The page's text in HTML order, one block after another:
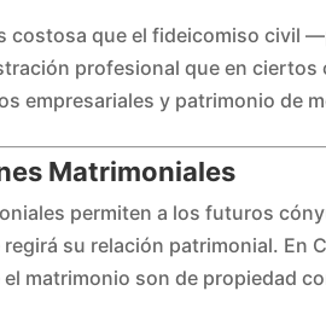
costosa que el fideicomiso civil
profesional que en
empresariales y patrimonio de
Matrimoniales
permiten a los futuros
su relación patrimonial. En
matrimonio son de propiedad